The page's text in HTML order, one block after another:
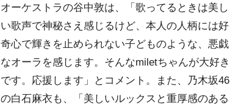
オーケストラの谷中敦は、「歌ってるときは美し
い歌声で神秘さえ感じるけど、本人の人柄には好
奇心で輝きを止められない子どものような、悪戯
なオーラを感じます。そんなmiletちゃんが大好き
です。応援します」とコメント。また、乃木坂46
の白石麻衣も、「美しいルックスと重厚感のある